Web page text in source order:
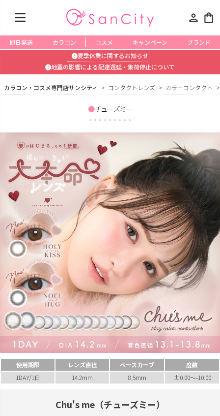
person shopping_bag
即日発送 カラコン コスメ キャンペーン
ブランド
夏季休業に関するお知らせ
地震の影響による配達遅延・集荷停止について
カラコン・コスメ専門店サンシティ コンタクトレンズ カラーコンタクト
チューズミー
使用期限 レンズ直径 ベースカーブ
度数
1DAY/1日
14.2mm 8.5mm ±0.00～-10.00
Chu's me（チューズミー）